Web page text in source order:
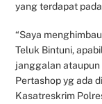
yang terdapat
“Saya
Teluk Bintuni,
janggalan ataupun
Pertashop yg ada
Kasatreskrim